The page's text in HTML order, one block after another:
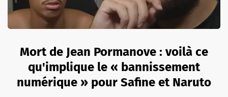
Mort de Jean Pormanove : voilà ce
qu'implique le « bannissement
numérique » pour Safine et Naruto